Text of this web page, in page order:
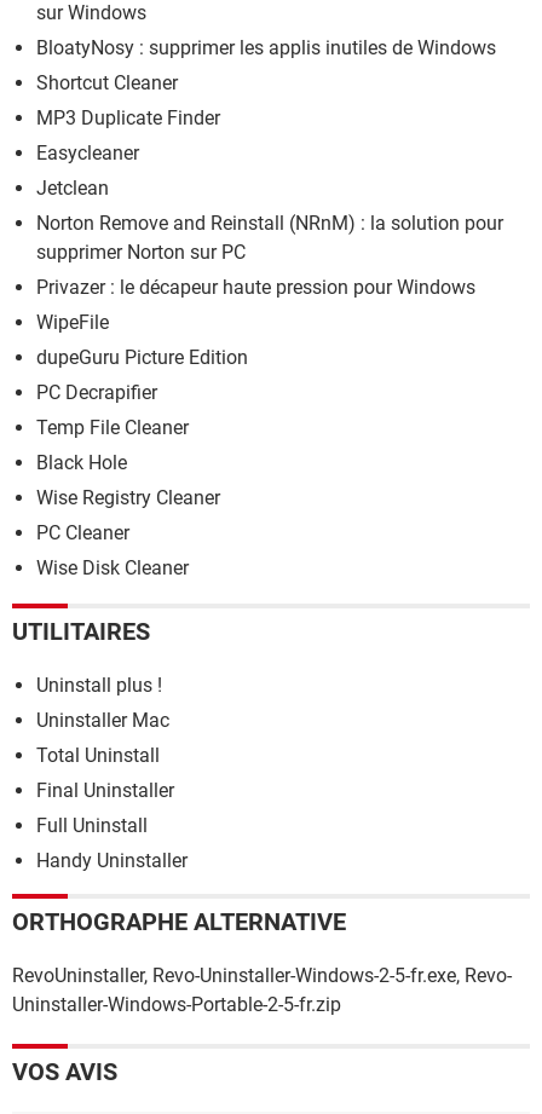
sur Windows
BloatyNosy : supprimer les applis inutiles de Windows
Shortcut Cleaner
MP3 Duplicate Finder
Easycleaner
Jetclean
Norton Remove and Reinstall (NRnM) : la solution pour
supprimer Norton sur PC
Privazer : le décapeur haute pression pour Windows
WipeFile
dupeGuru Picture Edition
PC Decrapifier
Temp File Cleaner
Black Hole
Wise Registry Cleaner
PC Cleaner
Wise Disk Cleaner
UTILITAIRES
Uninstall plus !
Uninstaller Mac
Total Uninstall
Final Uninstaller
Full Uninstall
Handy Uninstaller
ORTHOGRAPHE ALTERNATIVE
RevoUninstaller, Revo-Uninstaller-Windows-2-5-fr.exe, Revo-
Uninstaller-Windows-Portable-2-5-fr.zip
VOS AVIS